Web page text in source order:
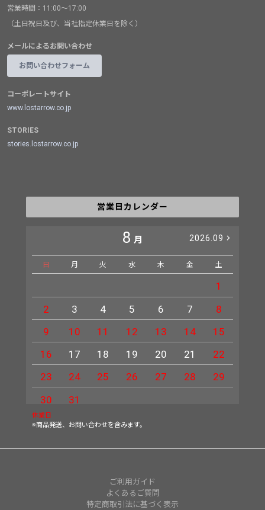
営業時間：11:00～17:00
（土日祝日及び、当社指定休業日を除く）
メールによるお問い合わせ
お問い合わせフォーム
コーポレートサイト
www.lostarrow.co.jp
STORIES
stories.lostarrow.co.jp
営業日カレンダー
8 月 2026.09
日 月 火 水 木 金 土
1
2
3 4 5 6 7
8
9
10 11 12 13 14
15
16
17 18 19 20 21
22
23
24 25 26 27 28
29
30
31
休業日
※商品発送、お問い合わせを含みます。
ご利用ガイド
よくあるご質問
特定商取引法に基づく表示